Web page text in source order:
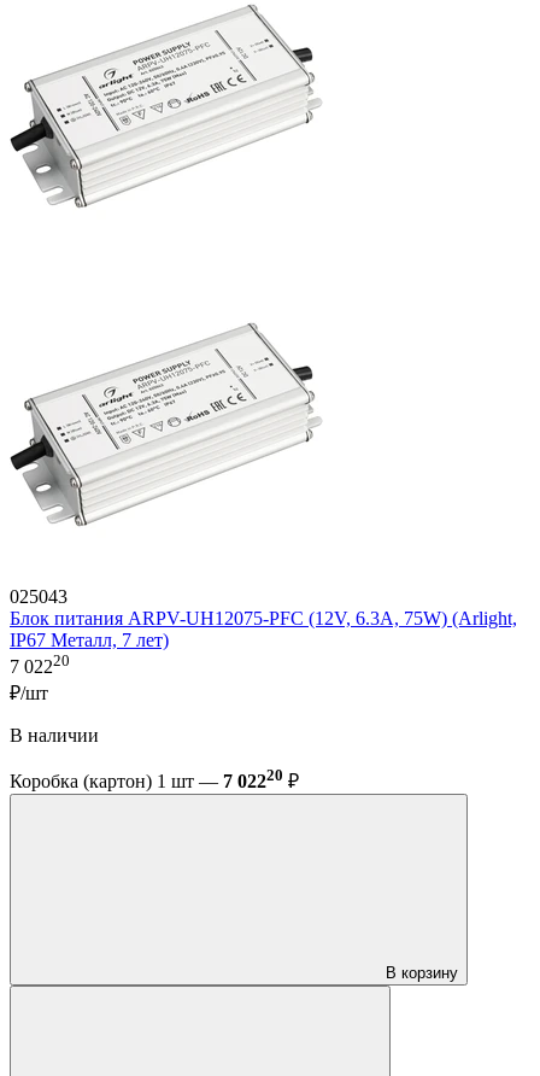
025043
Блок питания ARPV-UH12075-PFC (12V, 6.3A, 75W) (Arlight,
IP67 Металл, 7 лет)
7 02220
₽/шт
В наличии
Коробка (картон) 1 шт — 7 02220 ₽
В корзину